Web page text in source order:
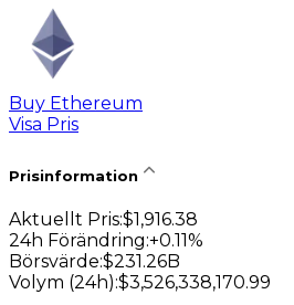
Buy Ethereum
Visa Pris
Prisinformation
Aktuellt Pris:$1,916.38
24h Förändring:+0.11%
Börsvärde:$231.26B
Volym (24h):$3,526,338,170.99